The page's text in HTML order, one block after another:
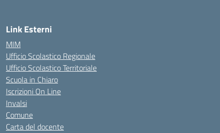
Link Esterni
MIM
Ufficio Scolastico Regionale
Ufficio Scolastico Territoriale
Scuola in Chiaro
Iscrizioni On Line
Invalsi
Comune
Carta del docente